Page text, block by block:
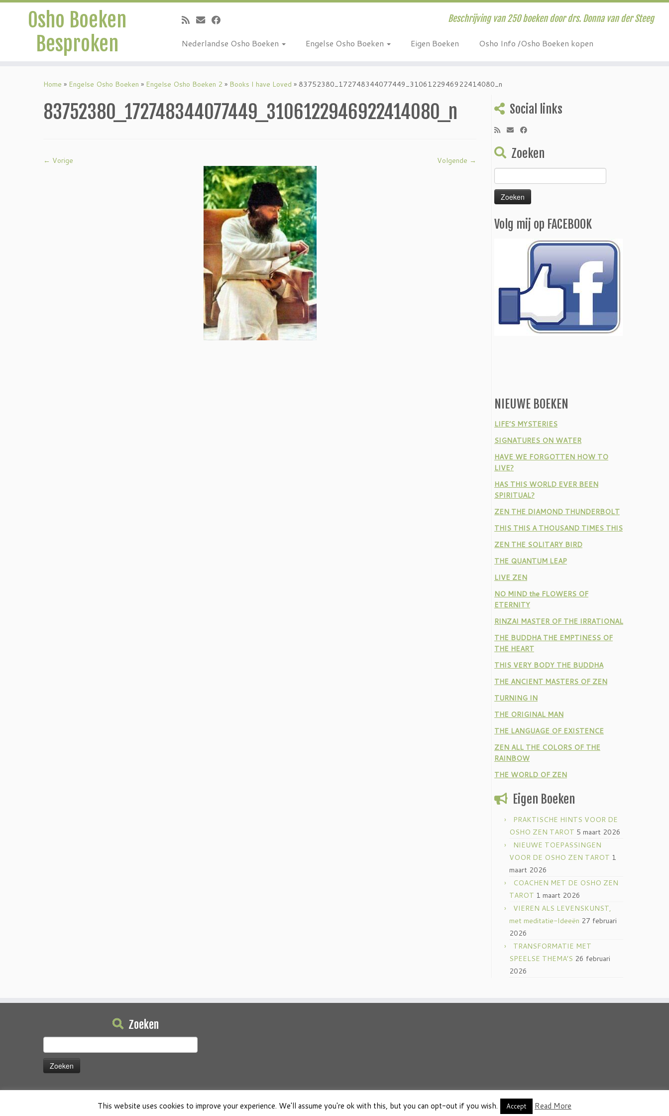
Osho Boeken
Besproken
Beschrijving van 250 boeken door drs. Donna van der Steeg
Nederlandse Osho Boeken Engelse Osho Boeken Eigen Boeken Osho Info /Osho Boeken kopen
Home » Engelse Osho Boeken » Engelse Osho Boeken 2 » Books I have Loved » 83752380_172748344077449_3106122946922414080_n
83752380_172748344077449_3106122946922414080_n
← Vorige Volgende →
Social links
Zoeken
naar:
Volg mij op FACEBOOK
NIEUWE BOEKEN
LIFE’S MYSTERIES
SIGNATURES ON WATER
HAVE WE FORGOTTEN HOW TO
LIVE?
HAS THIS WORLD EVER BEEN
SPIRITUAL?
ZEN THE DIAMOND THUNDERBOLT
THIS THIS A THOUSAND TIMES THIS
ZEN THE SOLITARY BIRD
THE QUANTUM LEAP
LIVE ZEN
NO MIND the FLOWERS OF
ETERNITY
RINZAI MASTER OF THE IRRATIONAL
THE BUDDHA THE EMPTINESS OF
THE HEART
THIS VERY BODY THE BUDDHA
THE ANCIENT MASTERS OF ZEN
TURNING IN
THE ORIGINAL MAN
THE LANGUAGE OF EXISTENCE
ZEN ALL THE COLORS OF THE
RAINBOW
THE WORLD OF ZEN
Eigen Boeken
PRAKTISCHE HINTS VOOR DE
OSHO ZEN TAROT 5 maart 2026
NIEUWE TOEPASSINGEN
VOOR DE OSHO ZEN TAROT 1
maart 2026
COACHEN MET DE OSHO ZEN
TAROT 1 maart 2026
VIEREN ALS LEVENSKUNST,
met meditatie-Ideeën 27 februari
2026
TRANSFORMATIE MET
SPEELSE THEMA’S 26 februari
2026
Zoeken
naar:
·© 2026 Osho Boeken Besproken·Aangeboden door ·Ontworpen met deCustomizr thema ·
This website uses cookies to improve your experience. We'll assume you're ok with this, but you can opt-out if you wish. Accept Read More